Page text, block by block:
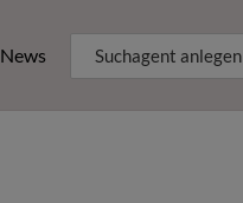
News Suchagent anlegen